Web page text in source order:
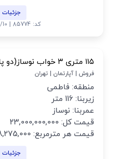
جزئیات
کد: 85774 | 1404/11/10
۱۱۵ متری ۳ خواب نوساز(دو پارکینگ سندی)
فروش | آپارتمان | تهران
منطقه: فاطمی
زیربنا: 116 متر
عمربنا: نوساز
قیمت کل: 23,000,000,000
قیمت هر مترمربع: 198,275,000
جزئیات